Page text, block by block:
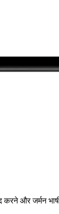
और जर्मन